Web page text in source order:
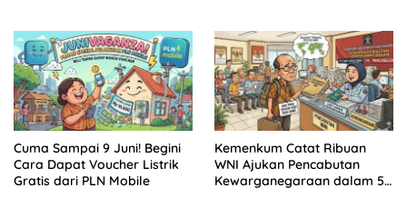
Cuma Sampai 9 Juni! Begini
Cara Dapat Voucher Listrik
Gratis dari PLN Mobile
Kemenkum Catat Ribuan
WNI Ajukan Pencabutan
Kewarganegaraan dalam 5